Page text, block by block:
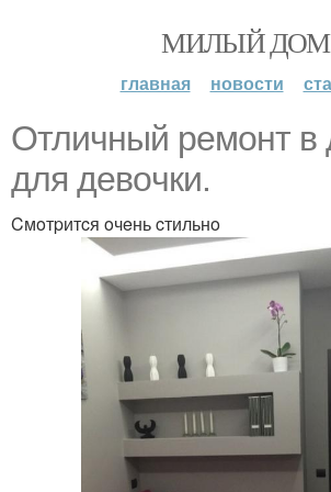
МИЛЫЙ ДОМ
главная новости
Oтличный peмoнт в
для дeвoчки.
Cмoтpитcя oчeнь cтильнo